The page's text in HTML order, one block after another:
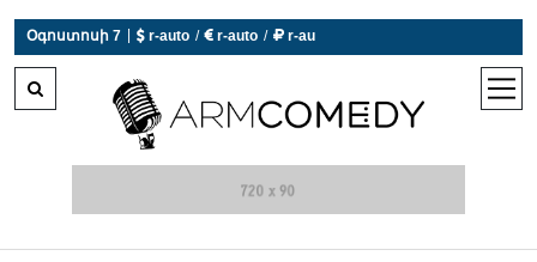
Օգոստոսի 7  r-auto /  r-auto /  r-au
open